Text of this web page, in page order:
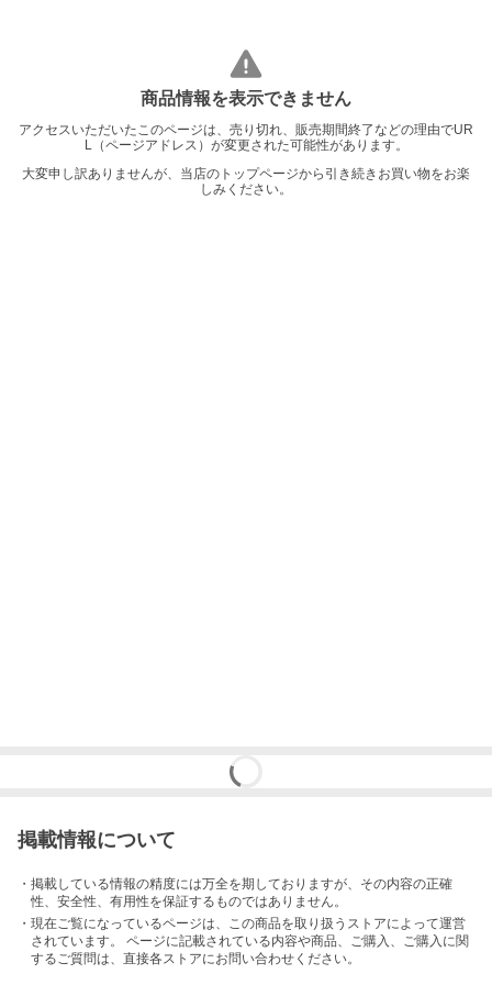
商品情報を表示できません
アクセスいただいたこのページは、売り切れ、販売期間終了などの理由でUR
L（ページアドレス）が変更された可能性があります。
大変申し訳ありませんが、当店のトップページから引き続きお買い物をお楽
しみください。
掲載情報について
・掲載している情報の精度には万全を期しておりますが、その内容の正確
性、安全性、有用性を保証するものではありません。
・現在ご覧になっているページは、この商品を取り扱うストアによって運営
されています。 ページに記載されている内容や商品、ご購入 、ご購入に関
するご質問は、直接各ストアにお問い合わせください。